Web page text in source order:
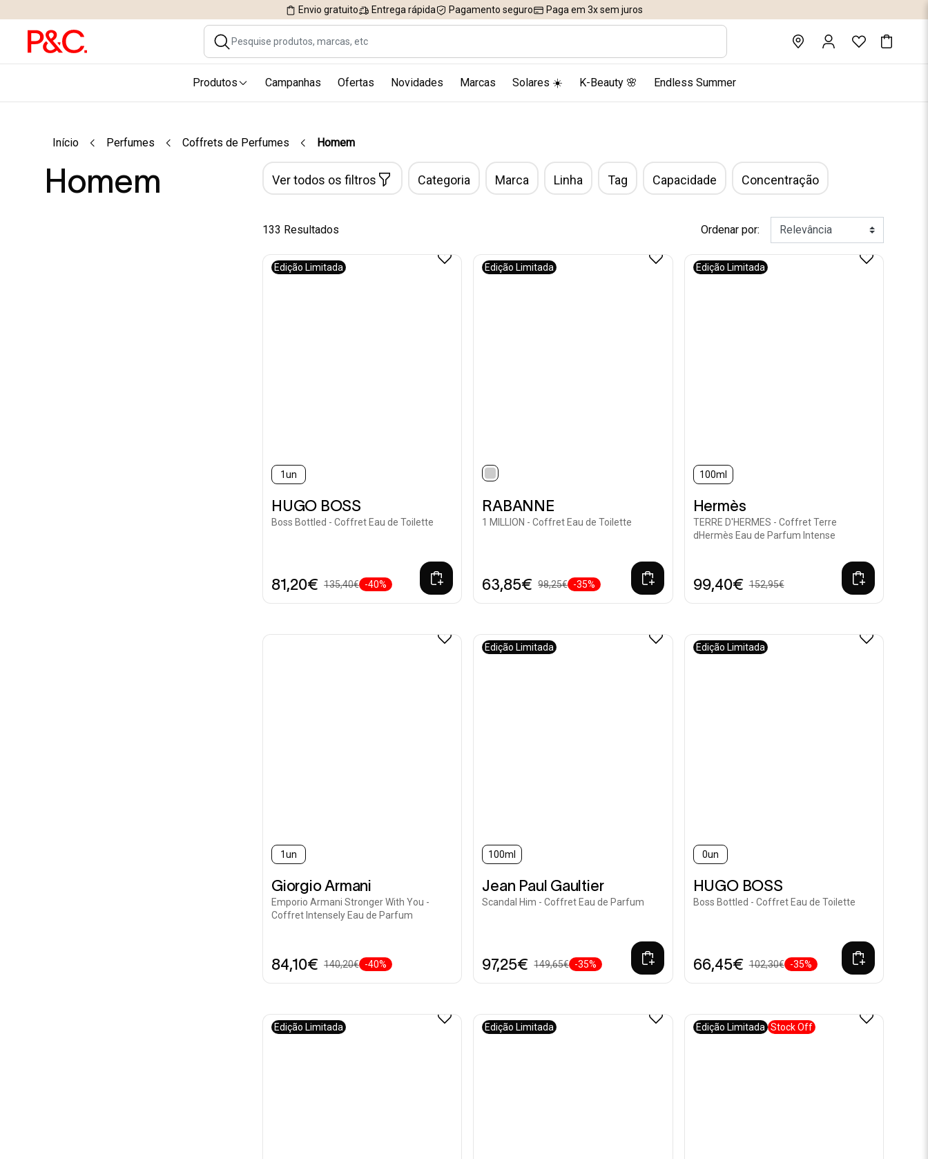
Envio gratuito Entrega rápida Pagamento seguro Paga em 3x sem juros
Produtos Campanhas Ofertas Novidades Marcas Solares ☀️ K-Beauty 🌸 Endless Summer
Início Perfumes Coffrets de Perfumes Homem
Homem Ver todos os filtros Categoria Marca Linha Tag Capacidade Concentração
133 Resultados Ordenar por:
Edição Limitada
1un
HUGO BOSS
Boss Bottled - Coffret Eau de Toilette
81,20€ 135,40€ -40%
Edição Limitada
selected
RABANNE
1 MILLION - Coffret Eau de Toilette
63,85€ 98,25€ -35%
Edição Limitada
100ml
Hermès
TERRE D'HERMES - Coffret Terre
dHermès Eau de Parfum Intense
99,40€ 152,95€
1un
Giorgio Armani
Emporio Armani Stronger With You -
Coffret Intensely Eau de Parfum
84,10€ 140,20€ -40%
Edição Limitada
100ml
Jean Paul Gaultier
Scandal Him - Coffret Eau de Parfum
97,25€ 149,65€ -35%
Edição Limitada
0un
HUGO BOSS
Boss Bottled - Coffret Eau de Toilette
66,45€ 102,30€ -35%
Edição Limitada Edição Limitada Edição Limitada Stock Off